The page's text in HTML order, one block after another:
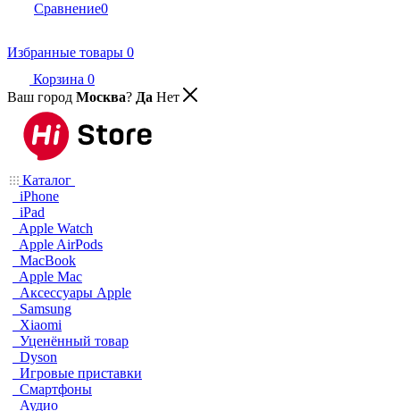
Сравнение0
Избранные товары 0
Корзина 0
Ваш город Москва? Да Нет
Каталог
iPhone
iPad
Apple Watch
Apple AirPods
MacBook
Apple Mac
Аксессуары Apple
Samsung
Xiaomi
Уценённый товар
Dyson
Игровые приставки
Смартфоны
Аудио